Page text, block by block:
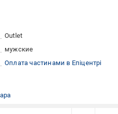
Outlet
мужские
Оплата частинами в Епіцентрі